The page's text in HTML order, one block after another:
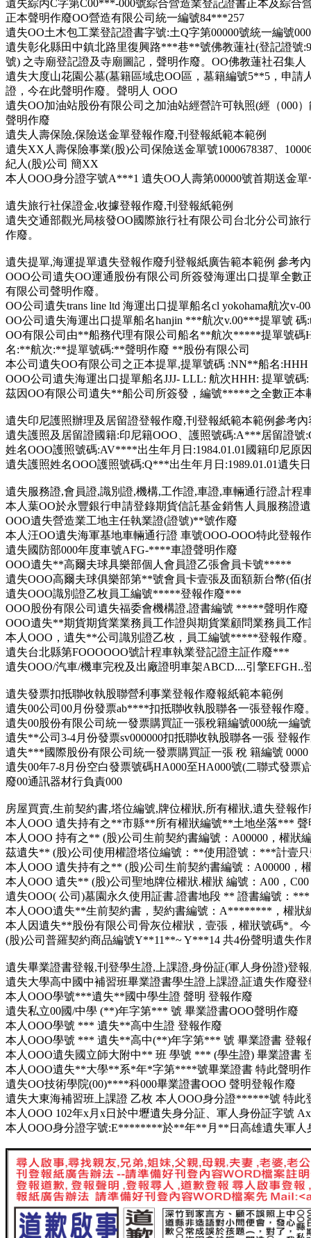
遺失綜丙C字第C00***-000號綜合營造業登記證書正本及綜合
正本聲明作廢OO營造有限公司統一編號84***257
遺失OO土木包工業登記證書字號:土Q字第00000號統一編號
遺失彰化縣田中鎮北路里復興路***巷**號佛教蓮社(登記證號
號) 之寺廟登記證及寺廟圖記，聲明作廢。OO佛教蓮社召集人
遺失大度山花園公墓(墓籍區域忠OO區，墓籍編號5**5，申請
證，今在此聲明作廢。聲明人 OOO
遺失OO加油站股份有限公司之加油站經營許可執照(經（000
聲明作廢
遺失 人 壽保險,保險送金單登報作廢,刊登報紙範本範例
遺失XX人壽保險事業(股)公司保險送金單號1000678387、
紀人(股)公司 簡XX
本人OOO身分證字號A***1 遺失OO人壽第00000號首期送金
遺失旅行社保證金,收據登報作廢,刊登報紙範例
遺失交通部觀光局核發OO國際旅行社有限公司台北分公司旅
作廢。
遺失提單,海運提單遺失登報作廢刋登報紙廣告範本範例 參考
OOO公司遺失OO運通股份有限公司所簽發海運出口提單全數
有限公司聲明作廢。
OO公司遺失trans line ltd 海運出口提單船名cl yokohama航次v-
OO公司遺失海運出口提單船名hanjin ***航次v.00***提單號
OO有限公司由**船務代理有限公司船名**航次*****提單號碼
名:**航次:**提單號碼:**聲明作廢 **股份有限公司
本公司遺失OO有限公司之正本提單,提單號碼 :NN**船名
OOO公司遺失海運出口提單船名JJJ- LLL: 航次HHH: 提單號
茲因OO有限公司遺失**船公司所簽發，編號*****之全數正本
遺失印尼護照辦理及居留證登報作廢,刊登報紙範本範例參考內
遺失護照及居留證國籍:印尼籍OOO、護照號碼:A***居留證
姓名OOO護照號碼:AV****出生年月日:1984.01.01國籍印尼原
遺失護照姓名OOO護照號碼:Q***出生年月日:1989.01.01遺失
遺失服務證,會員證,識別證,機構,工作證,車證,車輛通行證,計程
本人葉OO於永豐銀行申請登錄期貨信託基金銷售人員服務證
OOO遺失營造業工地主任執業證(證號)**號作廢
本人汪OO遺失海軍基地車輛通行證 車號OOO-OOO特此登報
遺失國防部000年度車號AFG-****車證聲明作廢
OOO遺失**高爾夫球具樂部個人會員證乙張會員卡號*****
遺失OOO高爾夫球俱樂部第**號會員卡壹張及面額新台幣(佰
遺失OOO識別證乙枚員工編號*****登報作廢***
OOO股份有限公司遺失福委會機構證,證書編號 *****聲明作廢
OOO遺失**期貨期貨業業務員工作證與期貨業顧問業務員工
本人OOO，遺失**公司識別證乙枚，員工編號*****登報作廢
遺失台北縣第FOOOOOO號計程車執業登記證主証作廢***
遺失OOO/汽車/機車完稅及出廠證明車架ABCD....引擎EFGH..
遺失發票扣抵聯收執股聯營利事業登報作廢報紙範本範例
遺失00公司00月份發票ab****扣抵聯收執股聯各一張登報作廢
遺失00股份有限公司統一發票購買証一張稅籍編號000統一
遺失**公司3-4月份發票sv000000扣抵聯收執股聯各一張 登報
遺失***國際股份有限公司統一發票購買証一張 稅 籍編號
遺失00年7-8月份空白發票號碼HA000至HA000號(二聯式發票
廢00通訊器材行負責000
房屋買賣,生前契約書,塔位編號,牌位權狀,所有權狀,遺失登報
本人OOO 遺失持有之**市縣**所有權狀編號**土地坐落***
本人OOO 持有之** (股)公司生前契約書編號：A00000，權狀
茲遺失** (股)公司使用權證塔位編號：**使用證號：***計壹
本人OOO 遺失持有之** (股)公司生前契約書編號：A00000，
本人OOO 遺失** (股)公司聖地牌位權狀.權狀 編號：A00，
遺失OOO( 公司)墓園永久使用証書.證書地段 ** 證書編號：
本人OOO遺失**生前契約書，契約書編號：A********，權
本人因遺失**股份有限公司骨灰位權狀，壹張，權狀號碼*。
(股)公司普羅契約商品編號Y**11**~ Y***14 共4份聲明遺失作
遺失畢業證書登報,刊登學生證,上課證,身份証(軍人身份證)登
遺失大學高中國中補習班畢業證書學生證上課證,証遺失作廢
本人OOO學號***遺失**國中學生證 聲明 登報作廢
遺失私立00國/中學 (**)年字第*** 號 畢業證書OOO聲明作廢
本人OOO學號 *** 遺失**高中生證 登報作廢
本人OOO學號 *** 遺失**高中(**)年字第*** 號 畢業證書 登報
本人OOO遺失國立師大附中** 班 學號 *** (學生證) 畢業證書
本人OOO遺失**大學**系*年*字第****號畢業證書 特此聲明
遺失OO技術學院(00)****科000畢業證書OOO 聲明登報作廢
遺失大東海補習班上課證 乙枚 本人OOO身分證******號 特此
本人OOO 102年x月x日於中壢遺失身分証、軍人身份証字號
本人OOO身分證字號:E********於**年**月**日高雄遺失軍人